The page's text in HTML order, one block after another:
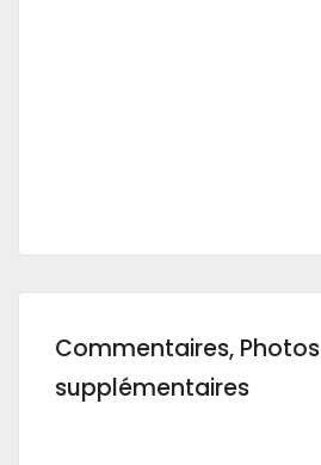
Commentaires, Photos
supplémentaires